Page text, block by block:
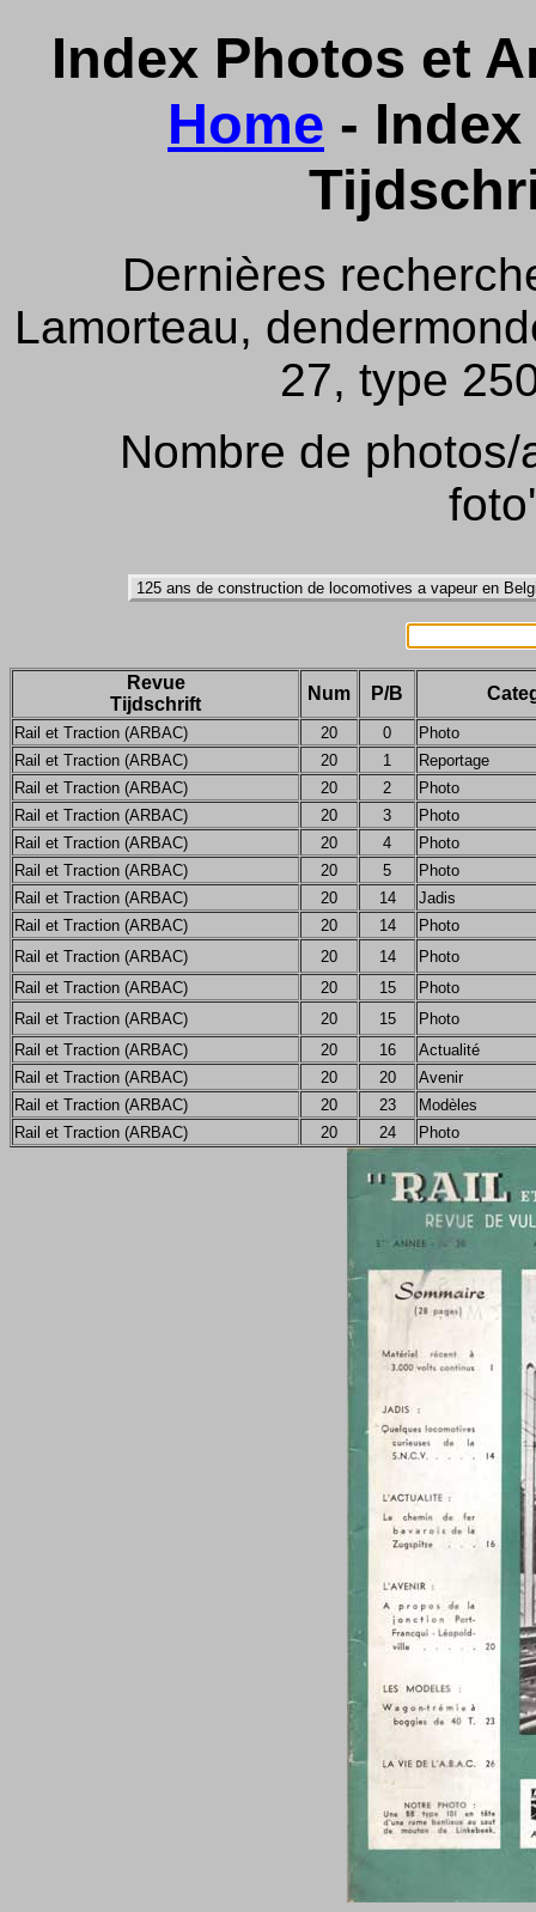
Index Photos et
Home -
Dernières
Lamorteau,
27, type
Nombre de
Revue
Tijdschrift
Num P/B
Rail et Traction (ARBAC) 20 0
Photo
Rail et Traction (ARBAC)
20 1
Reportage
Rail et Traction (ARBAC)
20 2
Photo
Rail et Traction (ARBAC)
20 3
Photo
Rail et Traction (ARBAC)
20 4
Photo
Rail et Traction (ARBAC)
20 5
Photo
Rail et Traction (ARBAC)
20 14
Jadis
Rail et Traction (ARBAC)
20 14
Photo
Rail et Traction (ARBAC)
20 14
Photo
Rail et Traction (ARBAC)
20 15
Photo
Rail et Traction (ARBAC)
20 15
Photo
Rail et Traction (ARBAC)
20 16
Actualité
Rail et Traction (ARBAC)
20 20
Avenir
Rail et Traction (ARBAC)
20 23
Modèles
Rail et Traction (ARBAC)
20 24 Photo